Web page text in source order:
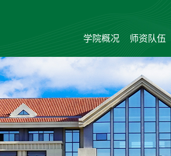
学院概况 师资队伍